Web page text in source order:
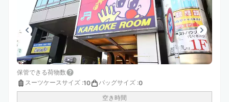
保管できる荷物数
スーツケースサイズ :10 バッグサイズ :0
空き時間